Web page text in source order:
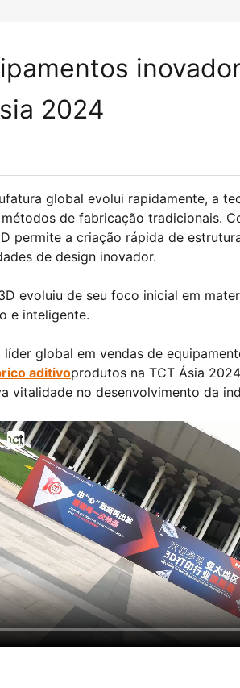
2024
global evolui rapidamente, a
de fabricação tradicionais.
permite a criação rápida de
de design inovador.
evoluiu de seu foco inicial em
e inteligente.
líder global em vendas de
aditivoprodutos na TCT Ásia
vitalidade no desenvolvimento da